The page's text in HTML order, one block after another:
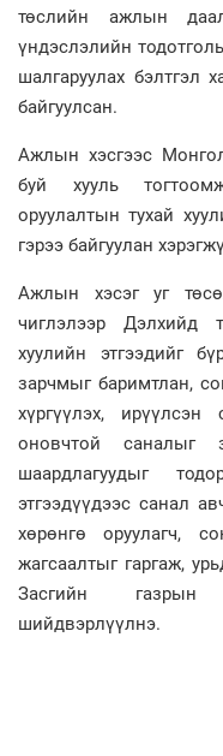
төслийн ажлын
үндэслэлийн
шалгаруулах бэлтгэл
байгуулсан.
Ажлын хэсгээс
буй хууль
оруулалтын тухай
гэрээ байгуулан
Ажлын хэсэг уг
чиглэлээр Дэлхийд
хуулийн этгээдийг
зарчмыг баримтлан,
хүргүүлэх, ирүүлсэн
оновчтой саналыг
шаардлагуудыг
этгээдүүдээс санал
хөрөнгө оруулагч,
жагсаалтыг гаргаж,
Засгийн газрын
шийдвэрлүүлнэ.